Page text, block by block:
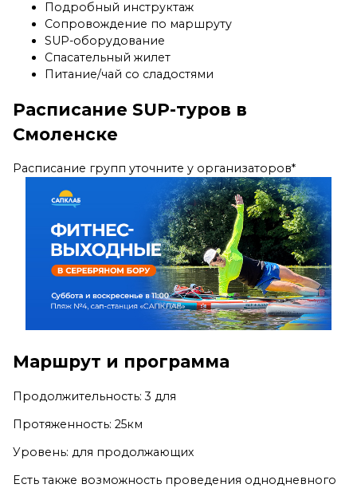
Подробный инструктаж
Сопровождение по маршруту
SUP-оборудование
Спасательный жилет
Питание/чай со сладостями
Расписание SUP-туров в
Смоленске
Расписание групп уточните у организаторов*
Маршрут и программа
Продолжительность: 3 для
Протяженность: 25км
Уровень: для продолжающих
Есть также возможность проведения однодневного